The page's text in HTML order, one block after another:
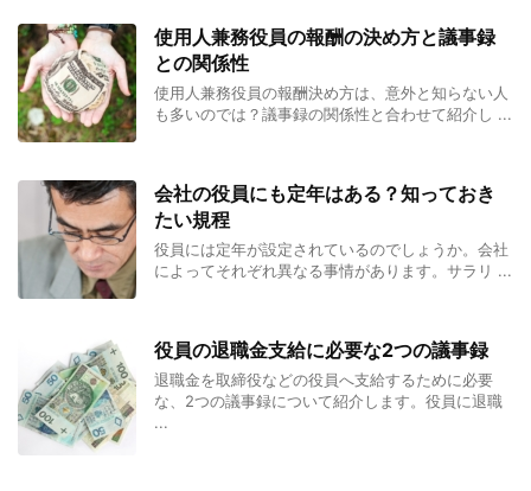
使用人兼務役員の報酬の決め方と議事録
との関係性
使用人兼務役員の報酬決め方は、意外と知らない人
も多いのでは？議事録の関係性と合わせて紹介し ...
会社の役員にも定年はある？知っておき
たい規程
役員には定年が設定されているのでしょうか。会社
によってそれぞれ異なる事情があります。サラリ ...
役員の退職金支給に必要な2つの議事録
退職金を取締役などの役員へ支給するために必要
な、2つの議事録について紹介します。役員に退職
...